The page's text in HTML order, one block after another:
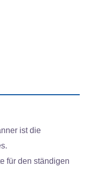
ist die
für den ständigen